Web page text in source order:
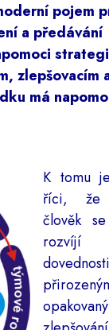
pojem
a předávání
zlepšovacím
má
K tomu
říci, že
člověk
dovednosti